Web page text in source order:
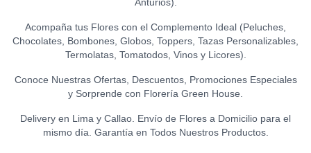
Acompaña tus Flores con el Complemento Ideal (Peluches,
Chocolates, Bombones, Globos, Toppers, Tazas Personalizables,
Termolatas, Tomatodos, Vinos y Licores).
Conoce Nuestras Ofertas, Descuentos, Promociones Especiales
y Sorprende con Florería Green House.
Delivery en Lima y Callao. Envío de Flores a Domicilio para el
mismo día. Garantía en Todos Nuestros Productos.